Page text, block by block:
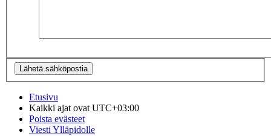
Etusivu
Kaikki ajat ovatUTC+03:00
Poista evästeet
Viesti Ylläpidolle